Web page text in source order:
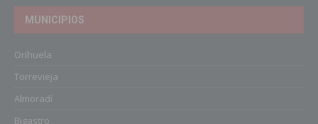
MUNICIPIOS
Orihuela
Torrevieja
Almoradí
Bigastro